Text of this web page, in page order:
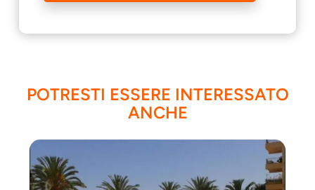
POTRESTI ESSERE INTERESSATO
ANCHE